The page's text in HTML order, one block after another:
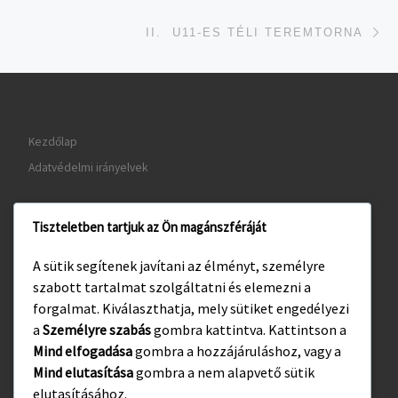
II. U11-ES TÉLI TEREMTORNA
Kezdőlap
Adatvédelmi irányelvek
www.visitgyula.com
www.gyulakult.hu
Facebook Instagram
Tiszteletben tartjuk az Ön magánszféráját
A sütik segítenek javítani az élményt, személyre
szabott tartalmat szolgáltatni és elemezni a
forgalmat. Kiválaszthatja, mely sütiket engedélyezi
a Személyre szabásgombra kattintva. Kattintson a
Mind elfogadásagombra a hozzájáruláshoz, vagy a
Mind elutasításagombra a nem alapvető sütik
elutasításához.